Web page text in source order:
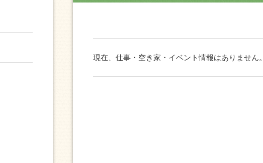
現在、仕事・空き家・イベント情報はありません。